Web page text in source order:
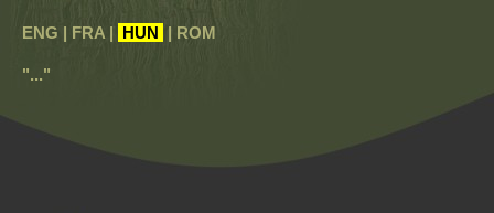
ENG | FRA | HUN | ROM
"..."